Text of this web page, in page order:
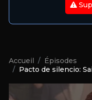
Accueil
Épisodes
Pacto de silencio: